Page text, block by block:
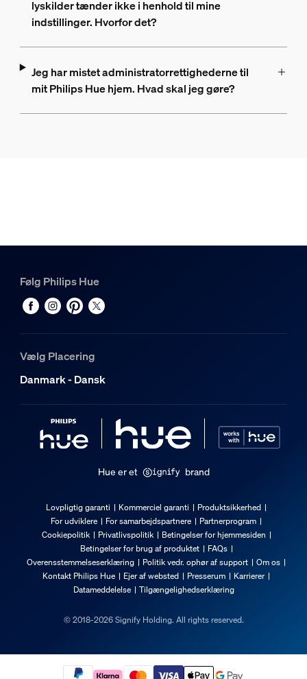
lyskilder tænder ikke i henhold til mine
indstillinger. Hvorfor det?
Jeg har mistet administratorrettighederne til
mit Philips Hue hjem. Hvad skal jeg gøre?
Følg Philips Hue
Vælg Placering
Danmark - Dansk
Hue er et brand
Lovpligtig garanti Kommerciel garanti
Produktsikkerhed
For udviklere
For samarbejdspartnere
Partnerprogram
Cookiepolitik
Privatlivspolitik
Betingelser for hjemmesiden
Betingelser for brug af produktet
FAQs
Overensstemmelseserklæring
Politik vedr. ophør af support
Om os
Kontakt Philips Hue
Ejer af websted Presserum
Karrierer
Datameddelelse
Tilgængelighedserklæring
© 2018-2026 Signify Holding. All rights reserved.